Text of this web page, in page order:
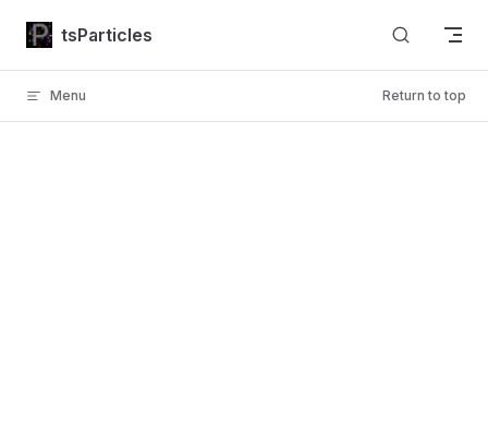
Skip to content
tsParticles
Menu Return to top